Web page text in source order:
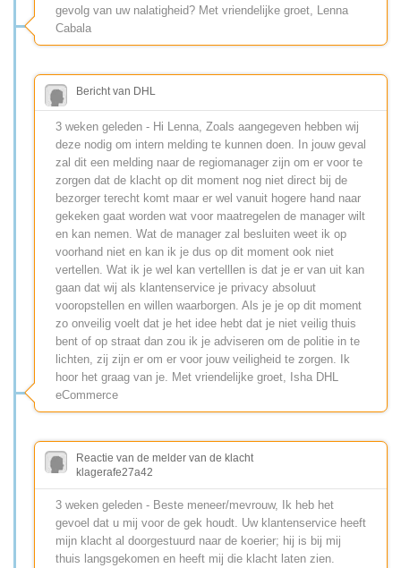
gevolg van uw nalatigheid? Met vriendelijke groet, Lenna
Cabala
Bericht van DHL
3 weken geleden - Hi Lenna, Zoals aangegeven hebben wij
deze nodig om intern melding te kunnen doen. In jouw geval
zal dit een melding naar de regiomanager zijn om er voor te
zorgen dat de klacht op dit moment nog niet direct bij de
bezorger terecht komt maar er wel vanuit hogere hand naar
gekeken gaat worden wat voor maatregelen de manager wilt
en kan nemen. Wat de manager zal besluiten weet ik op
voorhand niet en kan ik je dus op dit moment ook niet
vertellen. Wat ik je wel kan vertelllen is dat je er van uit kan
gaan dat wij als klantenservice je privacy absoluut
vooropstellen en willen waarborgen. Als je je op dit moment
zo onveilig voelt dat je het idee hebt dat je niet veilig thuis
bent of op straat dan zou ik je adviseren om de politie in te
lichten, zij zijn er om er voor jouw veiligheid te zorgen. Ik
hoor het graag van je. Met vriendelijke groet, Isha DHL
eCommerce
Reactie van de melder van de klacht
klagerafe27a42
3 weken geleden - Bestе meneer/mevrouw, Ik heb het
gevoel dat u mij voor de gek houdt. Uw klantenservice heeft
mijn klacht al doorgestuurd naar de koerier; hij is bij mij
thuis langsgekomen en heeft mij die klacht laten zien.